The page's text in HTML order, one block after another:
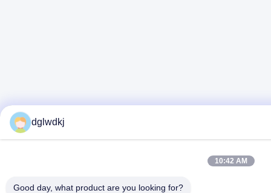
dglwdkj
10:42 AM
Good day, what product are you looking for?